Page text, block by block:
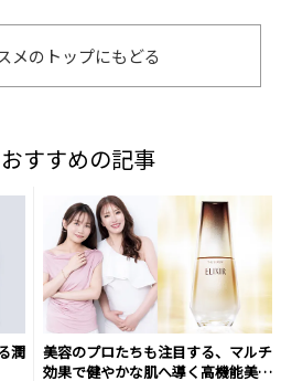
メのトップにもどる
すすめの記事
潤
美容のプロたちも注目する、マルチ
効果で健やかな肌へ導く高機能美容